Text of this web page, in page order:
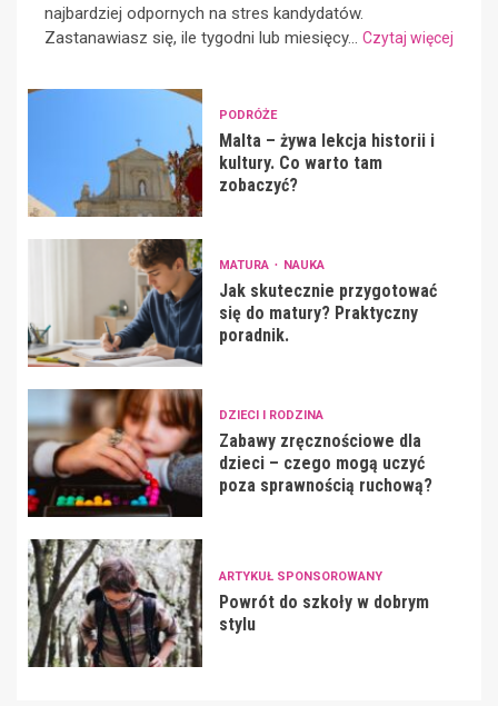
najbardziej odpornych na stres kandydatów.
Zastanawiasz się, ile tygodni lub miesięcy... Czytaj więcej
PODRÓŻE
Malta – żywa lekcja historii i
kultury. Co warto tam
zobaczyć?
MATURA NAUKA
Jak skutecznie przygotować
się do matury? Praktyczny
poradnik.
DZIECI I RODZINA
Zabawy zręcznościowe dla
dzieci – czego mogą uczyć
poza sprawnością ruchową?
ARTYKUŁ SPONSOROWANY
Powrót do szkoły w dobrym
stylu